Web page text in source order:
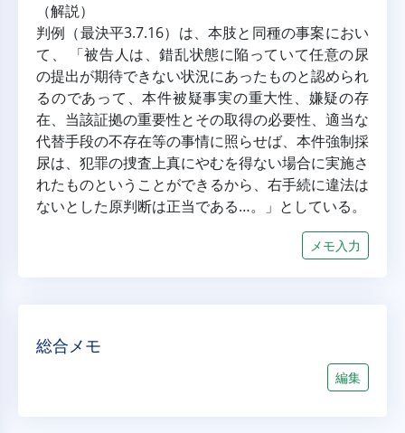
（解説）
判例（最決平3.7.16）は、本肢と同種の事案におい
て、 「被告人は、錯乱状態に陥っていて任意の尿
の提出が期待できない状況にあったものと認められ
るのであって、本件被疑事実の重大性、嫌疑の存
在、当該証拠の重要性とその取得の必要性、適当な
代替手段の不存在等の事情に照らせば、本件強制採
尿は、犯罪の捜査上真にやむを得ない場合に実施さ
れたものということができるから、右手続に違法は
ないとした原判断は正当である…。」としている。
メモ入力
総合メモ
編集